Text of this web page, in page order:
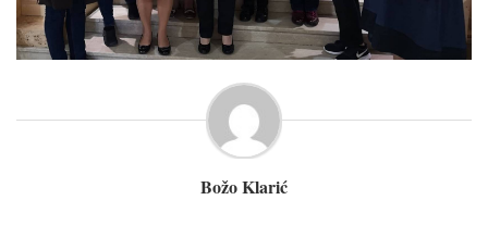
Božo Klarić